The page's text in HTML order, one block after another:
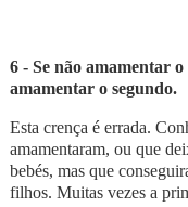
6 - Se não amamentar
amamentar o segundo.
Esta crença é errada.
amamentaram, ou que
bebés, mas que
filhos. Muitas vezes a